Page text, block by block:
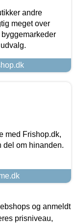
andre
meget over
med Frishop.dk,
del om hinanden.
og anmeldt
prisniveau,